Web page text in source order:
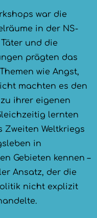
war die
in der NS-
und die
prägten das
wie Angst,
machten es den
ihrer eigenen
lernten
Zweiten Weltkriegs
in
Gebieten kennen –
Ansatz, der die
nicht explizit